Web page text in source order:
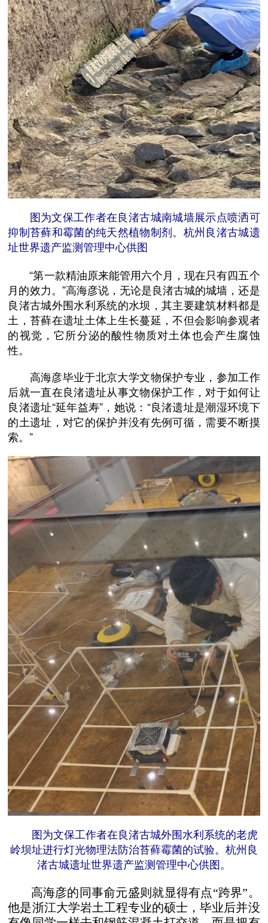
图为文保工作者在良渚古城南城墙展示点喷洒可
抑制苔藓和霉菌的纯天然植物制剂。杭州良渚古城遗
址世界遗产监测管理中心供图
“第一款精油原来能管用六个月，现在只有四五个
月的效力。”高海彦说，无论是良渚古城的城墙，还是
良渚古城外围水利系统的水坝，其主要建筑材料都是
土，苔藓在遗址土体上生长蔓延，不但会影响参观者
的视觉，它所分泌的酸性物质对土体也会产生腐蚀
性。
高海彦毕业于北京大学文物保护专业，参加工作
后就一直在良渚遗址从事文物保护工作，对于如何让
良渚遗址“延年益寿”，她说：“良渚遗址是潮湿环境下
的土遗址，对它的保护并没有先例可循，需要不断摸
索。”
图为文保工作者在良渚古城外围水利系统的老虎
岭坝址进行灯光物理法防治苔藓霉菌的试验。杭州良
渚古城遗址世界遗产监测管理中心供图。
高海彦的同事俞元盛则就显得有点“跨界”。
他是浙江大学岩土工程专业的硕士，毕业后并没